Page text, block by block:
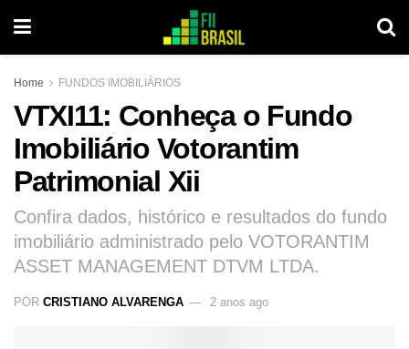
Home FUNDOS IMOBILIÁRIOS
VTXI11: Conheça o Fundo
Imobiliário Votorantim
Patrimonial Xii
Confira dados, histórico e resultados do fundo
imobiliário administrado pelo VOTORANTIM
ASSET MANAGEMENT DTVM LTDA.
POR CRISTIANO ALVARENGA 2 anos ago